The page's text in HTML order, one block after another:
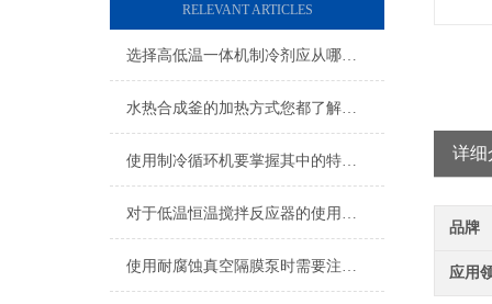
RELEVANT ARTICLES
选择高低温一体机制冷剂应从哪几方面考虑？
水热合成釜的加热方式您都了解吗？
使用制冷循环机要掌握其中的特点,才能发挥出其功效
对于低温恒温搅拌反应器的使用你做的正确吗？看这里！
使用耐腐蚀真空隔膜泵时需要注意哪些要点？
详细
品牌
应用